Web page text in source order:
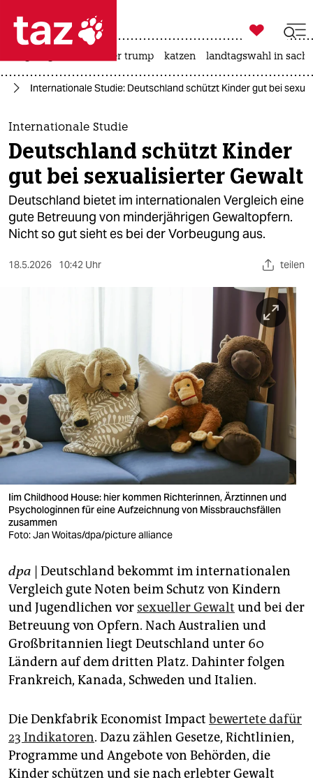
 taz zahl ich
taz zahl ich
themen
politik
öko
gesellschaft
wahrheit
verlag
verlag
veranstaltungen
shop
fragen & hilfe
unterstützen
abo
genossenschaft
epaper login

taz zahl ich
usa unter trump katzen landtagswahl in
Internationale Studie: Deutschland schützt Kinder gut bei
Internationale Studie
Deutschland schützt Kinder
gut bei sexualisierter Gewalt
Deutschland bietet im internationalen Vergleich eine
gute Betreuung von minderjährigen Gewaltopfern.
Nicht so gut sieht es bei der Vorbeugung aus.
18.5.2026 10:42 Uhr teilen
Iim Childhood House: hier kommen Richterinnen, Ärztinnen und
Psychologinnen für eine Aufzeichnung von Missbrauchsfällen
zusammen
Foto: Jan Woitas/dpa/picture alliance
dpa | Deutschland bekommt im internationalen
Vergleich gute Noten beim Schutz von Kindern
und Jugendlichen vor sexueller Gewalt und bei der
Betreuung von Opfern. Nach Australien und
Großbritannien liegt Deutschland unter 60
Ländern auf dem dritten Platz. Dahinter folgen
Frankreich, Kanada, Schweden und Italien.
Die Denkfabrik Economist Impact bewertete dafür
23 Indikatoren. Dazu zählen Gesetze, Richtlinien,
Programme und Angebote von Behörden, die
Kinder schützen und sie nach erlebter Gewalt